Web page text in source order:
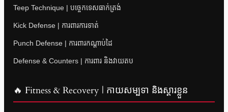
Teep Technique | បច្ចេកទេសធាក់ត្រង់
Kick Defense | ការពារការទាត់
Punch Defense | ការពារកណ្តាប់ដៃ
Defense & Counters | ការពារ និងវាយតប
🔥 Fitness & Recovery | កាយសម្បទា និងស្តារខ្លួន